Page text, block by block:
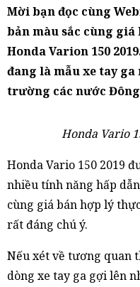
Mời bạn đọc cùng
bản màu sắc cùng giá
Honda Varion 150
đang là mẫu xe tay
trường các nước Đông
Honda Vario
Honda Vario 150 2019
nhiều tính năng hấp
cùng giá bán hợp lý
rất đáng chú ý.
Nếu xét về tương quan
dòng xe tay ga gợi lên